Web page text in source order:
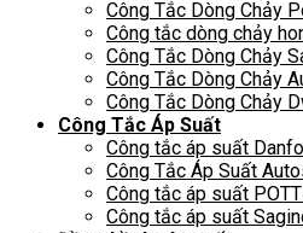
Công Tắc Dòng Chảy
Công tắc dòng chảy
Công Tắc Dòng Chảy
Công Tắc Dòng Chảy
Công Tắc Dòng Chảy
Công Tắc Áp Suất
Công tắc áp suất
Công Tắc Áp Suất
Công tắc áp suất
Công tắc áp suất